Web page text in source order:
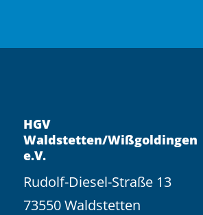
HGV
Waldstetten/Wißgoldingen
e.V.
Rudolf-Diesel-Straße 13
73550 Waldstetten